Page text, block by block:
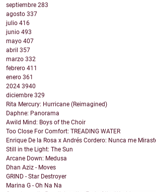
septiembre 283
agosto 337
julio 416
junio 493
mayo 407
abril 357
marzo 332
febrero 411
enero 361
2024 3940
diciembre 329
Rita Mercury: Hurricane (Reimagined)
Daphne: Panorama
Awild Mind: Boys of the Choir
Too Close For Comfort: TREADING WATER
Enrique De la Rosa x Andrés Cordero: Nunca me
Still in the Light: The Sun
Arcane Down: Medusa
Dhan Aziz - Moves
GRIND - Star Destroyer
Marina G - Oh Na Na